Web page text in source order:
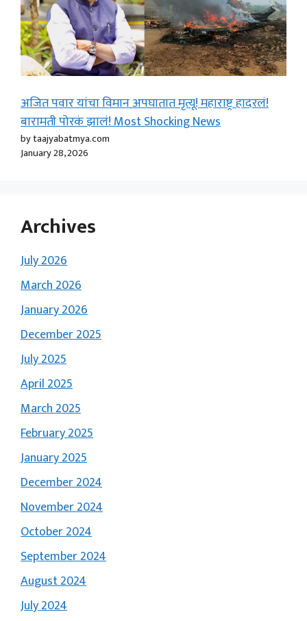
अजित पवार यांचा विमान अपघातात मृत्यू! महाराष्ट्र हादरलं!
बारामती पोरकं झालं! Most Shocking News
by taajyabatmya.com
January 28, 2026
Archives
July 2026
March 2026
January 2026
December 2025
July 2025
April 2025
March 2025
February 2025
January 2025
December 2024
November 2024
October 2024
September 2024
August 2024
July 2024